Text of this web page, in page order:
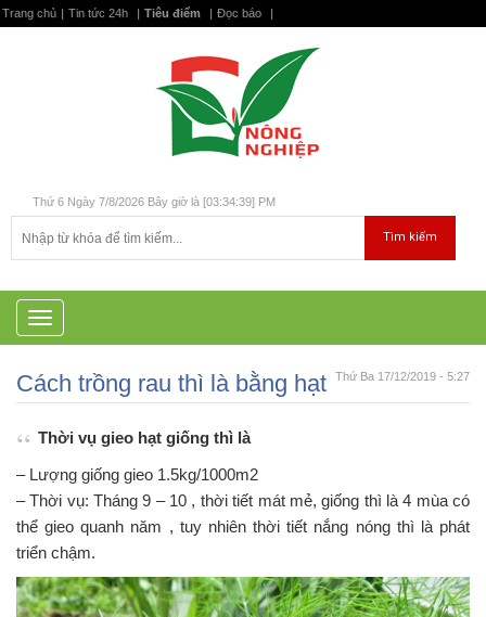
Trang chủ | Tin tức 24h | Tiêu điểm | Đọc báo |
Thứ 6 Ngày 7/8/2026 Bây giờ là [03:34:40] PM
T
o
g
l
n
v
i
g
i
o
Thứ Ba 17/12/2019 - 5:27
Cách trồng rau thì là bằng hạt
Thời vụ gieo hạt giống thì là
– Lượng giống gieo 1.5kg/1000m2
– Thời vụ: Tháng 9 – 10 , thời tiết mát mẻ, giống thì là 4 mùa có
thể gieo quanh năm , tuy nhiên thời tiết nắng nóng thì là phát
triển chậm.